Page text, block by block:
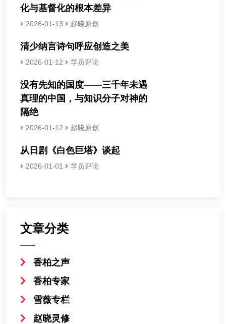
化与基督化的根本差异
2026-01-13 赵晓原创
清少纳言诗句呼应创造之美
2026-01-12 学员评论
没有先知的国度——三千年未遇
真理的中国，与知识分子对神的
隔绝
2026-01-12 赵晓原创
从日剧《白色巨塔》谈起
2026-01-01 学员评论
文章分类
香柏之声
香柏专家
雪薇专栏
赵晓灵修